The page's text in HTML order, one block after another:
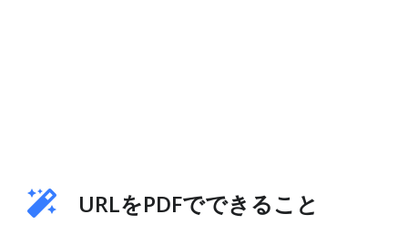
URLをPDFでできること